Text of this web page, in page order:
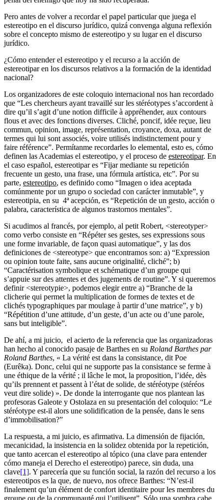
Pero antes de volver a recordar el papel particular que juega el
estereotipo en el discurso jurídico, quizá convenga alguna reflexión
sobre el concepto mismo de estereotipo y su lugar en el discurso
jurídico.
¿Cómo entender el estereotipo y el recurso a la acción de
estereotipar en los discursos relativos a la formación de la identidad
nacional?
Los organizadores de este coloquio internacional nos han recordado
que “Les chercheurs ayant travaillé sur les stéréotypes s’accordent à
dire qu’il s’agit d’une notion difficile à appréhender, aux contours
flous et avec des fonctions diverses. Cliché, poncif, idée reçue, lieu
commun, opinion, image, représentation, croyance, doxa, autant de
termes qui lui sont associés, voire utilisés indistinctement pour y
faire référence”. Permítanme recordarles lo elemental, esto es, cómo
definen las Academias el estereotipo, y el proceso de estereotipar. En
el caso español, estereotipar es “Fijar mediante su repetición
frecuente un gesto, una frase, una fórmula artística, etc”. Por su
parte, estereotipo, es definido como “Imagen o idea aceptada
comúnmente por un grupo o sociedad con carácter inmutable”, y
estereotipia, en su 4ª acepción, es “Repetición de un gesto, acción o
palabra, característica de algunos trastornos mentales”.
Si acudimos al francés, por ejemplo, al petit Robert, <stereotyper>
como verbo consiste en “Répéter ses gestes, ses expressions sous
une forme invariable, de façon quasi automatique”, y las dos
definiciones de <stereotype> que encontramos son: a) “Expression
ou opinion toute faite, sans aucune originalité, cliché”; b)
“Caractérisation symbolique et schématique d’un groupe qui
s’appuie sur des attentes et des jugements de routine”. Y si queremos
definir <stereotypie>, podemos elegir entre a) “Branche de la
clicherie qui permet la multiplication de formes de textes et de
clichés typographiques par moulage à partir d’une matrice”, y b)
“Répétition d’une attitude, d’un geste, d’un acte ou d’une parole,
sans but inteligible”.
De ahí, a mi juicio, el acierto de la referencia que las organizadoras
han hecho al conocido pasaje de Barthes en su Roland Barthes par
Roland Barthes, « La vérité est dans la consistance, dit Poe
(Eurêka). Donc, celui qui ne supporte pas la consistance se ferme à
une éthique de la vérité ; il lâche le mot, la proposition, l’idée, dès
qu’ils prennent et passent à l’état de solide, de stéréotype (stéréos
veut dire solide) ». De donde la interrogante que nos plantean las
profesoras Galeote y Ostolaza en su presentación del coloquio: “Le
stéréotype est-il alors une solidification de la pensée, dans le sens
d’immobilisation?”
La respuesta, a mi juicio, es afirmativa. La dimensión de fijación,
mecanicidad, la insistencia en la solidez obtenida por la repetición,
que tanto acercan el estereotipo al tópico (una clave para entender
cómo maneja el Derecho el estereotipo) parece, sin duda, una
clave[1]. Y parecería que su función social, la razón del recurso a los
estereotipos es la que, de nuevo, nos ofrece Barthes: “N’est-il
finalement qu’un élément de confort identitaire pour les membres du